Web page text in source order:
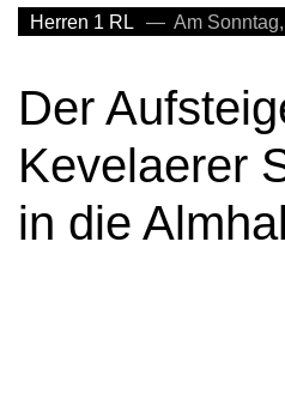
Herren 1 RL — Am Sonntag,
Der
Kevelaerer
in die